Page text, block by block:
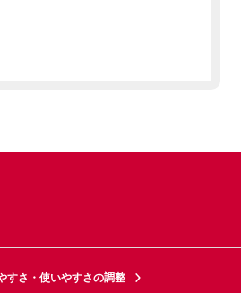
すさ・使いやすさの調整